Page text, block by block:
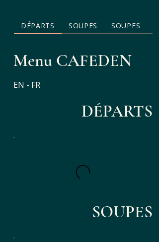
Menu CAFEDEN
EN - FR
DÉPARTS
SOUPES
DÉPARTS SOUPES SOUPES